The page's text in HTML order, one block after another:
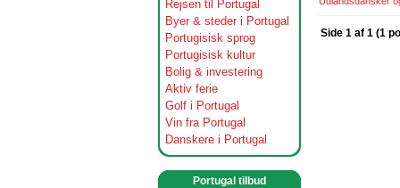
Rejsen til Portugal
Byer & steder i Portugal
Portugisisk sprog
Portugisisk kultur
Bolig & investering
Aktiv ferie
Golf i Portugal
Vin fra Portugal
Danskere i Portugal
Portugal tilbud
Side 1 af 1 (1